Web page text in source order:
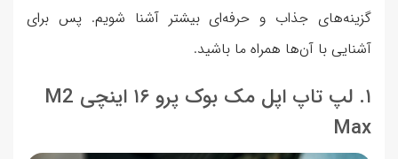
گزینه‌های جذاب و حرفه‌ای بیشتر آشنا شویم. پس برای
آشنایی با آن‌ها همراه ما باشید.
۱. لپ تاپ اپل مک بوک پرو ۱۶ اینچی M2
Max